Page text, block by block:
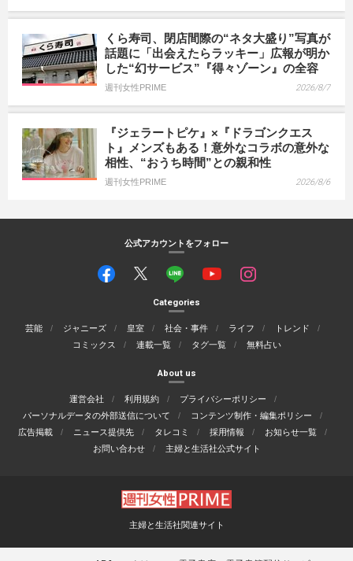
くら寿司、閉店間際の“ネタ大盛り”写真が
話題に「出会えたらラッキー」広報が明か
した“幻サービス”『得々ゾーン』の全容
週刊女性PRIME 2026/8/7
『ジェラートピケ』×『ドラゴンクエス
ト』メンズもある！意外なコラボの意外な
相性、“おうち時間”との親和性
週刊女性PRIME 2026/8/6
公式アカウントをフォロー
Categories
芸能 ジャニーズ 皇室 社会・事件 ライフ
トレンド
コミックス
連載一覧 タグ一覧 無料占い
About us
運営会社 利用規約
プライバシーポリシー
パーソナルデータの外部送信について
コンテンツ制作・編集ポリシー
広告掲載
ニュース提供先 タレコミ 採用情報
お知らせ一覧
お問い合わせ
主婦と生活社公式サイト
主婦と生活社関連サイト